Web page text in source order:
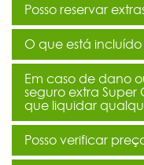
Posso reservar
O que está
Em caso de dano
seguro extra Super
que liquidar
Posso verificar